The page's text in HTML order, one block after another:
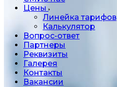
Цены
Линейка тарифов
Калькулятор
Вопрос-ответ
Партнеры
Реквизиты
Галерея
Контакты
Вакансии